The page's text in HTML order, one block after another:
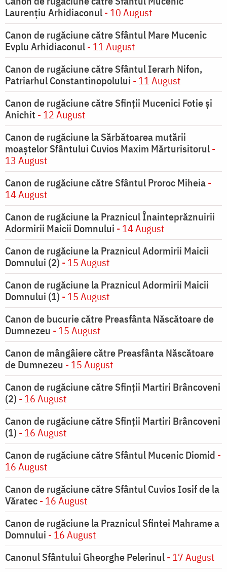
Laurențiu Arhidiaconul- 10 August
Canon de rugăciune către Sfântul Mare Mucenic
Evplu Arhidiaconul- 11 August
Canon de rugăciune către Sfântul Ierarh Nifon,
Patriarhul Constantinopolului - 11 August
Canon de rugăciune către Sfinţii Mucenici Fotie şi
Anichit - 12 August
Canon de rugăciune la Sărbătoarea mutării
moaştelor Sfântului Cuvios Maxim Mărturisitorul-
13 August
Canon de rugăciune către Sfântul Proroc Miheia-
14 August
Canon de rugăciune la Praznicul Înainteprăznuirii
Adormirii Maicii Domnului - 14 August
Canon de rugăciune la Praznicul Adormirii Maicii
Domnului (2) - 15 August
Canon de rugăciune la Praznicul Adormirii Maicii
Domnului (1) - 15 August
Canon de bucurie către Preasfânta Născătoare de
Dumnezeu - 15 August
Canon de mângâiere către Preasfânta Născătoare
de Dumnezeu - 15 August
Canon de rugăciune către Sfinții Martiri Brâncoveni
(2) - 16 August
Canon de rugăciune către Sfinții Martiri Brâncoveni
(1) - 16 August
Canon de rugăciune către Sfântul Mucenic Diomid -
16 August
Canon de rugăciune către Sfântul Cuvios Iosif de la
Văratec- 16 August
Canon de rugăciune la Praznicul Sfintei Mahrame a
Domnului - 16 August
Canonul Sfântului Gheorghe Pelerinul- 17 August